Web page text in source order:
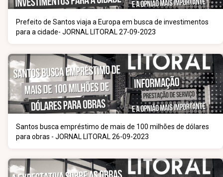
Prefeito de Santos viaja a Europa em busca de investimentos
para a cidade- JORNAL LITORAL 27-09-2023
Santos busca empréstimo de mais de 100 milhões de dólares
para obras - JORNAL LITORAL 26-09-2023